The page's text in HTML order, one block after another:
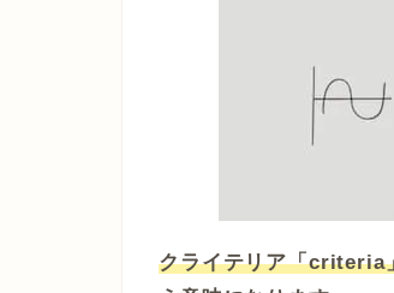
クライテリア「criteria